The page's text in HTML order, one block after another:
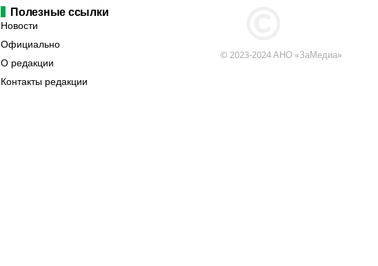
Полезные ссылки
Новости
Официально
О редакции
Контакты редакции
© 2023-2024 АНО «ЗаМедиа»